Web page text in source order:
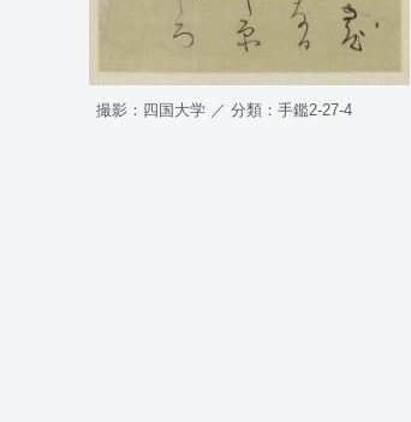
撮影：四国大学 ／ 分類：手鑑2-27-4